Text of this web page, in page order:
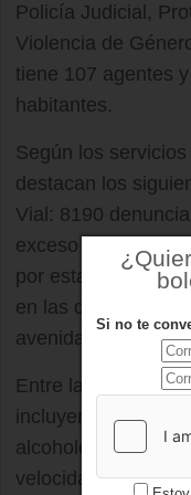
Policía Judicial,
Violencia de
tiene 107 agentes
habitantes.
Según los
destacan los
Vial: 8190
exceso de
por
en las que más
avenida Infante D.
Entre las
incluyen las de
alcoholemia (268),
velocidad (383),
Si no te